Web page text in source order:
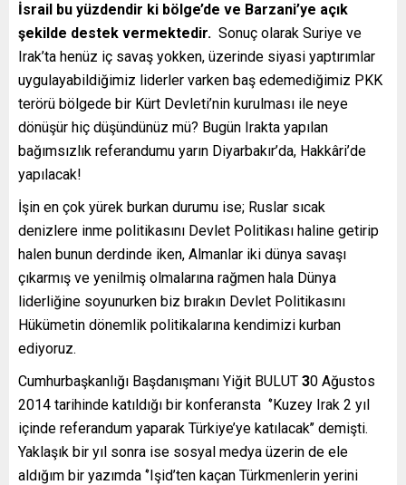
İsrail bu yüzdendir ki bölge’de ve Barzani’ye açık
şekilde destek vermektedir. Sonuç olarak Suriye ve
Irak’ta henüz iç savaş yokken, üzerinde siyasi yaptırımlar
uygulayabildiğimiz liderler varken baş edemediğimiz PKK
terörü bölgede bir Kürt Devleti’nin kurulması ile neye
dönüşür hiç düşündünüz mü? Bugün Irakta yapılan
bağımsızlık referandumu yarın Diyarbakır’da, Hakkâri’de
yapılacak!
İşin en çok yürek burkan durumu ise; Ruslar sıcak
denizlere inme politikasını Devlet Politikası haline getirip
halen bunun derdinde iken, Almanlar iki dünya savaşı
çıkarmış ve yenilmiş olmalarına rağmen hala Dünya
liderliğine soyunurken biz bırakın Devlet Politikasını
Hükümetin dönemlik politikalarına kendimizi kurban
ediyoruz.
Cumhurbaşkanlığı Başdanışmanı Yiğit BULUT 30 Ağustos
2014 tarihinde katıldığı bir konferansta ‘’Kuzey Irak 2 yıl
içinde referandum yaparak Türkiye’ye katılacak’’ demişti.
Yaklaşık bir yıl sonra ise sosyal medya üzerin de ele
aldığım bir yazımda ‘’Işid’ten kaçan Türkmenlerin yerini